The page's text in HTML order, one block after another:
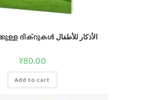
കുട്ടികള്‍ക്കുള്ള ദിക്റുകള്‍ الأذكار للأطفال
₹80.00
Add to cart